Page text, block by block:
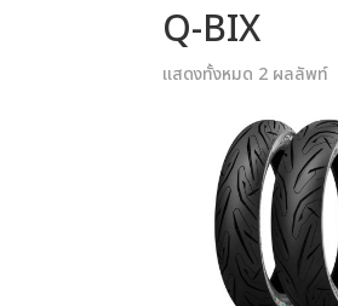
Q-BIX
แสดงทั้งหมด 2 ผลลัพท์